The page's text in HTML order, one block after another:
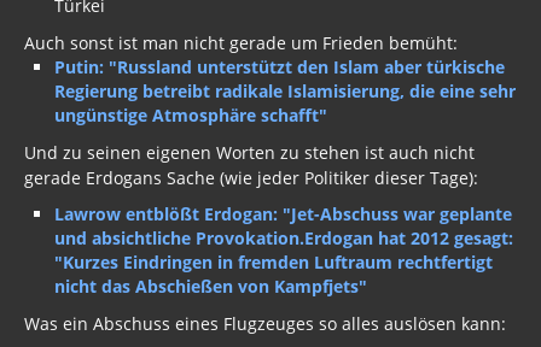
Türkei
Auch sonst ist man nicht gerade um Frieden bemüht:
Putin: "Russland unterstützt den Islam aber türkische
Regierung betreibt radikale Islamisierung, die eine sehr
ungünstige Atmosphäre schafft"
Und zu seinen eigenen Worten zu stehen ist auch nicht
gerade Erdogans Sache (wie jeder Politiker dieser Tage):
Lawrow entblößt Erdogan: "Jet-Abschuss war geplante
und absichtliche Provokation.Erdogan hat 2012 gesagt:
"Kurzes Eindringen in fremden Luftraum rechtfertigt
nicht das Abschießen von Kampfjets"
Was ein Abschuss eines Flugzeuges so alles auslösen kann: